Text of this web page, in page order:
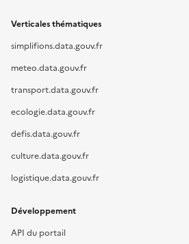
Verticales thématiques
simplifions.data.gouv.fr
meteo.data.gouv.fr
transport.data.gouv.fr
ecologie.data.gouv.fr
defis.data.gouv.fr
culture.data.gouv.fr
logistique.data.gouv.fr
Développement
API du portail